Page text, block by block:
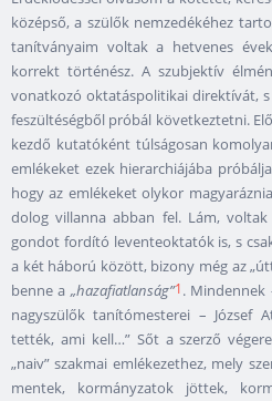
középső, a szülők nemzedékéhez
tanítványaim voltak a hetvenes
korrekt történész. A szubjektív
vonatkozó oktatáspolitikai direktívát,
feszültéségből próbál következtetni.
kezdő kutatóként túlságosan
emlékeket ezek hierarchiájába
hogy az emlékeket olykor
dolog villanna abban fel. Lám, voltak
gondot fordító leventeoktatók is, s
a két háború között, bizony még az
benne a „hazafiatlanság”1. Mindennek
nagyszülők tanítómesterei – József
tették, ami kell…” Sőt a szerző
„naiv” szakmai emlékezethez, mely
mentek, kormányzatok jöttek,